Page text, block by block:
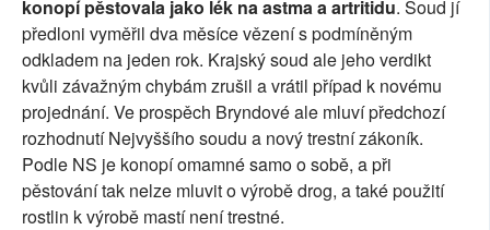
konopí pěstovala jako lék na astma a artritidu. Soud jí
předloni vyměřil dva měsíce vězení s podmíněným
odkladem na jeden rok. Krajský soud ale jeho verdikt
kvůli závažným chybám zrušil a vrátil případ k novému
projednání. Ve prospěch Bryndové ale mluví předchozí
rozhodnutí Nejvyššího soudu a nový trestní zákoník.
Podle NS je konopí omamné samo o sobě, a při
pěstování tak nelze mluvit o výrobě drog, a také použití
rostlin k výrobě mastí není trestné.